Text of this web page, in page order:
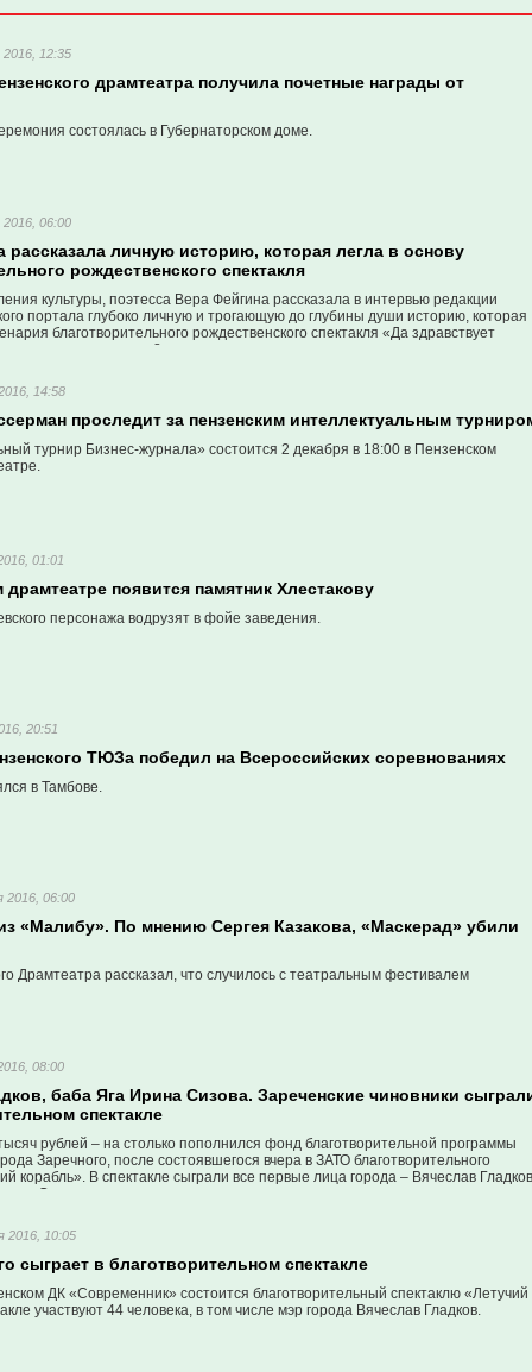
2016, 12:35
драмтеатра получила почетные награды от
состоялась в Губернаторском доме.
2016, 06:00
рассказала личную историю, которая легла в основу
рождественского спектакля
культуры, поэтесса Вера Фейгина рассказала в интервью редакции
портала глубоко личную и трогающую до глубины души историю, которая
благотворительного рождественского спектакля «Да здравствует
смогут увидеть его 8 января.
14:58
проследит за пензенским интеллектуальным
турнир Бизнес-журнала» состоится 2 декабря в 18:00 в Пензенском
01:01
драмтеатре появится памятник Хлестакову
персонажа водрузят в фойе заведения.
20:51
ТЮЗа победил на Всероссийских соревнованиях
в Тамбове.
2016, 06:00
«Малибу». По мнению Сергея Казакова, «Маскерад» убили
Драмтеатра рассказал, что случилось с театральным фестивалем
08:00
баба Яга Ирина Сизова. Зареченские чиновники
спектакле
рублей – на столько пополнился фонд благотворительной программы
Заречного, после состоявшегося вчера в ЗАТО благотворительного
корабль». В спектакле сыграли все первые лица города – Вячеслав
Сизова.
2016, 10:05
сыграет в благотворительном спектакле
ДК «Современник» состоится благотворительный спектаклю «Летучий
участвуют 44 человека, в том числе мэр города Вячеслав Гладков.